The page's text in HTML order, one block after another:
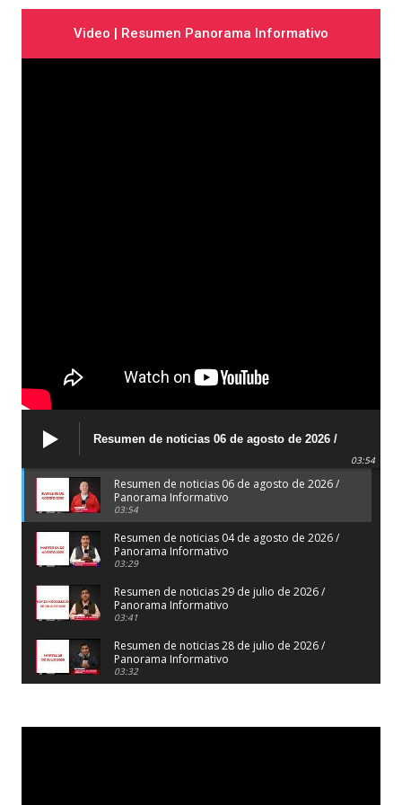
Video | Resumen Panorama Informativo
Resumen de noticias 06 de agosto de 2026 /
03:54
Resumen de noticias 06 de agosto de 2026 /
Panorama Informativo
03:54
Resumen de noticias 04 de agosto de 2026 /
Panorama Informativo
03:29
Resumen de noticias 29 de julio de 2026 /
Panorama Informativo
03:41
Resumen de noticias 28 de julio de 2026 /
Panorama Informativo
03:32
03:27